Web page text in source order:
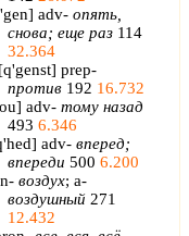
'gen] adv- опять,
снова; еще раз 114
32.364
[q'genst] prep-
против 192 16.732
] adv- тому назад
493 6.346
'hed] adv- вперед;
впереди 500 6.200
n- воздух; a-
воздушный 271
12.432